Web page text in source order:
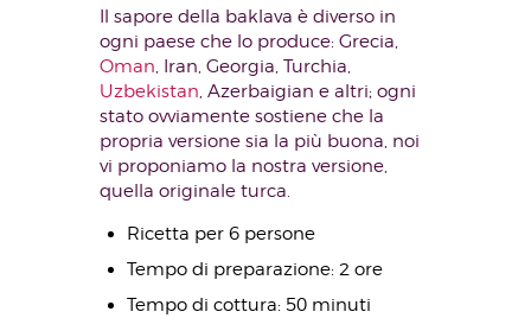
Il sapore della baklava è diverso in
ogni paese che lo produce: Grecia,
Oman, Iran, Georgia, Turchia,
Uzbekistan, Azerbaigian e altri; ogni
stato ovviamente sostiene che la
propria versione sia la più buona, noi
vi proponiamo la nostra versione,
quella originale turca.
Ricetta per 6 persone
Tempo di preparazione: 2 ore
Tempo di cottura: 50 minuti